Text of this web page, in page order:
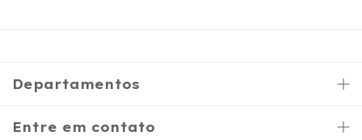
Departamentos
Entre em contato